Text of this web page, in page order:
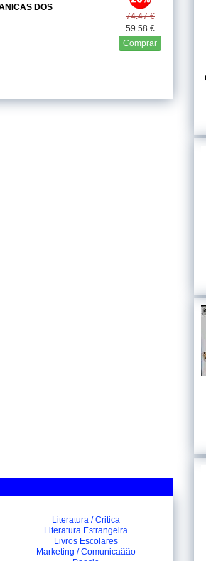
74.47 €
59.58 €
Comprar
DOS
Literatura / Critica
Literatura Estrangeira
Livros Escolares
Marketing / Comunicaãão